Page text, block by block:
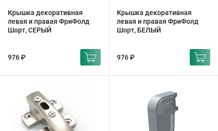
Крышка декоративная
левая и правая ФриФолд
Шорт, СЕРЫЙ
976 ₽
Крышка декоративная
левая и правая ФриФолд
Шорт, БЕЛЫЙ
976 ₽